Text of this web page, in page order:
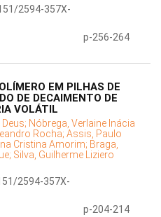
2594-357X-
p-256-264
EM PILHAS DE
DE DECAIMENTO DE
VOLÁTIL
Nóbrega, Verlaine Inácia
Rocha; Assis, Paulo
Cristina Amorim; Braga,
Silva, Guilherme Liziero
2594-357X-
p-204-214